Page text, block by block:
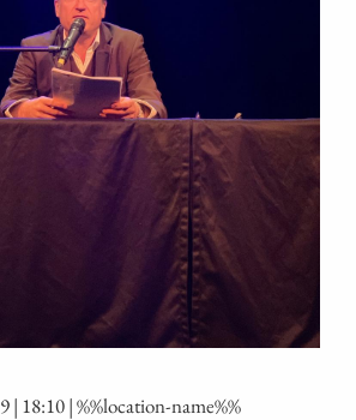
| 18:10 | %%loca­ti­on-name%%